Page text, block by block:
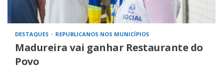
DESTAQUES REPUBLICANOS NOS MUNICÍPIOS
Madureira vai ganhar Restaurante do
Povo